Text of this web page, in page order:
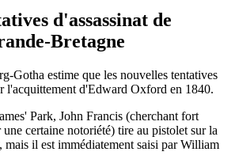
d'assassinat de
Bretagne
Gotha estime que les nouvelles tentatives
l'acquittement d'Edward Oxford en 1840.
Park, John Francis (cherchant fort
certaine notoriété) tire au pistolet sur la
mais il est immédiatement saisi par William